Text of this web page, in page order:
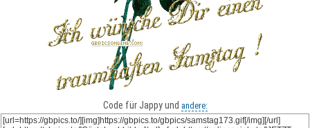
Code für Jappy und andere: